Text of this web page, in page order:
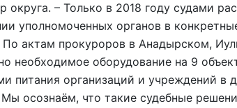
округа. – Только в 2018 году судами
уполномоченных органов в
актам прокуроров в Анадырском,
необходимое оборудование на 9
питания организаций и учреждений в
Мы осознаём, что такие судебные